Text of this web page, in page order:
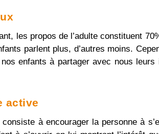
les propos de l’adulte constituent
parlent plus, d’autres moins.
enfants à partager avec nous leurs
active
à encourager la personne à